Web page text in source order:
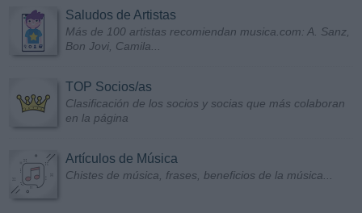
Saludos de Artistas
Más de 100 artistas recomiendan musica.com: A. Sanz,
Bon Jovi, Camila...
TOP Socios/as
Clasificación de los socios y socias que más colaboran
en la página
Artículos de Música
Chistes de música, frases, beneficios de la música...